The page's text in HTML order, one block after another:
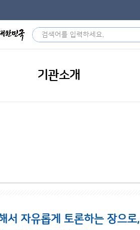
기관소개
서 자유롭게 토론하는 장으로,